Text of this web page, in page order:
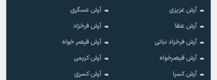
آرش عزیزی
آرش عسگری
آرش عنقا
آرش فرخزاد
آرش فرخزاد نباتی
آرش قیصر خواه
آرش قیصرخواه
آرش کریمی
آرش کسرا
آرش کسری